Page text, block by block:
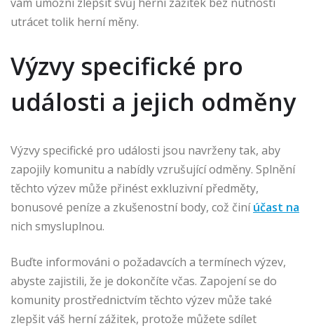
utrácet tolik herní měny.
Výzvy specifické pro
události a jejich odměny
Výzvy specifické pro události jsou navrženy tak, aby
zapojily komunitu a nabídly vzrušující odměny. Splnění
těchto výzev může přinést exkluzivní předměty,
bonusové peníze a zkušenostní body, což činíúčast na
nich smysluplnou.
Buďte informováni o požadavcích a termínech výzev,
abyste zajistili, že je dokončíte včas. Zapojení se do
komunity prostřednictvím těchto výzev může také
zlepšit váš herní zážitek, protože můžete sdílet